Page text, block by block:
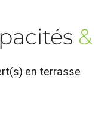
&
en terrasse